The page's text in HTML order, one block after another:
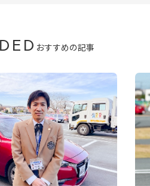
おすすめの記事